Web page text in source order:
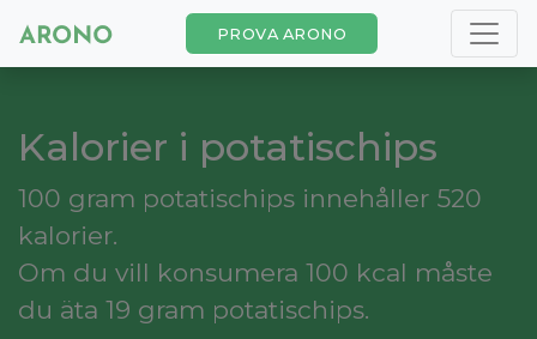
PROVA ARONO
Kalorier i potatischips
100 gram potatischips innehåller 520
kalorier.
Om du vill konsumera 100 kcal måste
du äta 19 gram potatischips.